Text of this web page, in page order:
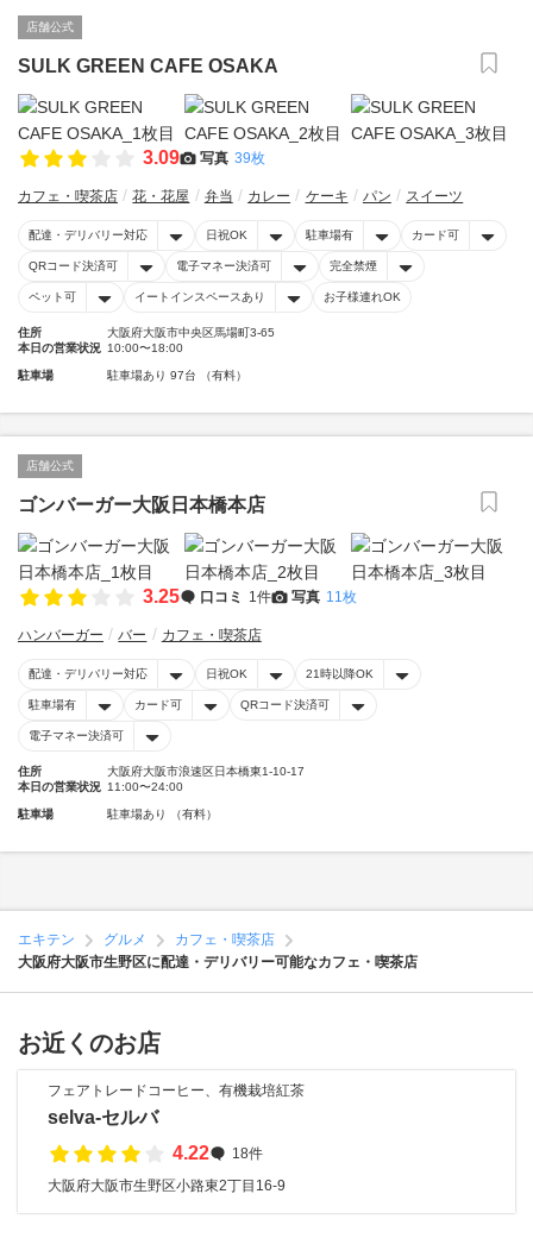
店舗公式
SULK GREEN CAFE OSAKA
3.09 写真 39枚
カフェ・喫茶店 花・花屋 弁当 カレー ケーキ パン スイーツ
配達・デリバリー対応 日祝OK 駐車場有 カード可
QRコード決済可 電子マネー決済可 完全禁煙
ペット可 イートインスペースあり お子様連れOK
住所
大阪府大阪市中央区馬場町3-65
本日の営業状況 10:00〜18:00
駐車場 駐車場あり 97台 （有料）
店舗公式
ゴンバーガー大阪日本橋本店
3.25 口コミ 1件 写真 11枚
ハンバーガー バー カフェ・喫茶店
配達・デリバリー対応 日祝OK 21時以降OK
駐車場有 カード可 QRコード決済可
電子マネー決済可
住所
大阪府大阪市浪速区日本橋東1-10-17
本日の営業状況 11:00〜24:00
駐車場 駐車場あり （有料）
エキテン グルメ
カフェ・喫茶店
大阪府大阪市生野区に配達・デリバリー可能なカフェ・喫茶店
お近くのお店
フェアトレードコーヒー、有機栽培紅茶
selva-セルバ
4.22
18件
大阪府大阪市生野区小路東2丁目16‐9